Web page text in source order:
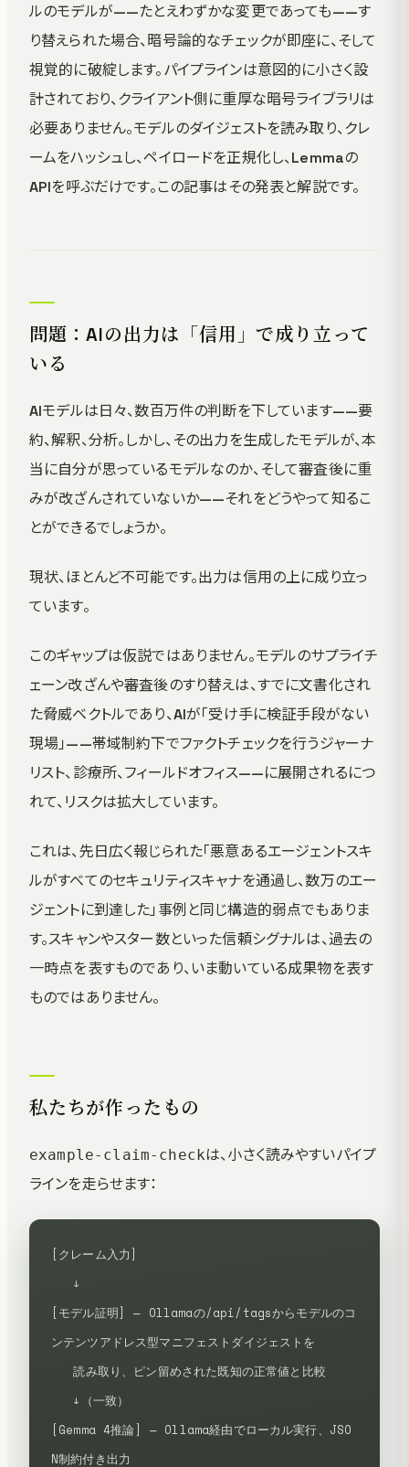
ルのモデルが——たとえわずかな変更であっても——す
り替えられた場合、暗号論的なチェックが即座に、そして
視覚的に破綻します。パイプラインは意図的に小さく設
計されており、クライアント側に重厚な暗号ライブラリは
必要ありません。モデルのダイジェストを読み取り、クレ
ームをハッシュし、ペイロードを正規化し、Lemmaの
APIを呼ぶだけです。この記事はその発表と解説です。
問題：AIの出力は「信用」で成り立って
いる
AIモデルは日々、数百万件の判断を下しています——要
約、解釈、分析。しかし、その出力を生成したモデルが、本
当に自分が思っているモデルなのか、そして審査後に重
みが改ざんされていないか——それをどうやって知るこ
とができるでしょうか。
現状、ほとんど不可能です。出力は信用の上に成り立っ
ています。
このギャップは仮説ではありません。モデルのサプライチ
ェーン改ざんや審査後のすり替えは、すでに文書化され
た脅威ベクトルであり、AIが「受け手に検証手段がない
現場」——帯域制約下でファクトチェックを行うジャーナ
リスト、診療所、フィールドオフィス——に展開されるにつ
れて、リスクは拡大しています。
これは、先日広く報じられた「悪意あるエージェントスキ
ルがすべてのセキュリティスキャナを通過し、数万のエー
ジェントに到達した」事例と同じ構造的弱点でもありま
す。スキャンやスター数といった信頼シグナルは、過去の
一時点を表すものであり、いま動いている成果物を表す
ものではありません。
私たちが作ったもの
example-claim-checkは、小さく読みやすいパイプ
ラインを走らせます：
[クレーム入力]
   ↓
[モデル証明] — Ollamaの/api/tagsからモデルのコ
ンテンツアドレス型マニフェストダイジェストを
   読み取り、ピン留めされた既知の正常値と比較
   ↓（一致）
[Gemma 4推論] — Ollama経由でローカル実行、JSO
N制約付き出力